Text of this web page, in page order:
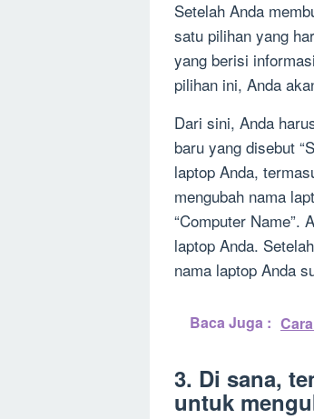
Setelah Anda
satu pilihan yang
yang berisi
pilihan ini, Anda
Dari sini, Anda
baru yang disebut
laptop Anda,
mengubah nama
“Computer Name”.
laptop Anda.
nama laptop Anda
Baca Juga :
3. Di sana,
untuk